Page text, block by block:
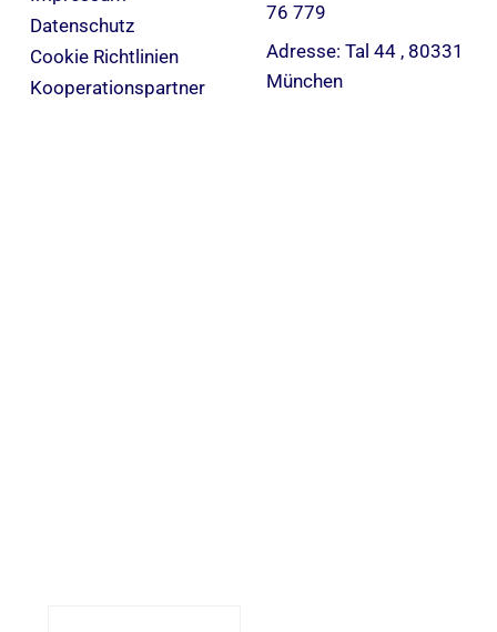
Datenschutz
Cookie Richtlinien
Kooperationspartner
76 779
Adresse: Tal 44 , 80331
München